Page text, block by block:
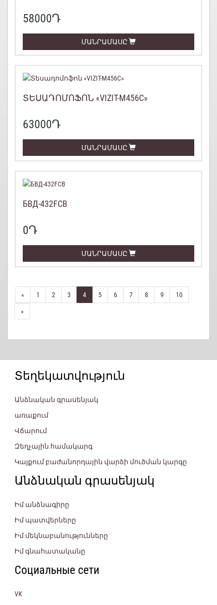
58000Դ
ՄԱՆՐԱՄԱՍԸ
ՏԵՍԱԴՈՄՈՖՈՆ «VIZIT-M456C»
63000Դ
ՄԱՆՐԱՄԱՍԸ
БВД-432FCB
0Դ
ՄԱՆՐԱՄԱՍԸ
« 1 2 3 4 5 6 7 8 9 10
»
Տեղեկատվություն
Անձնական գրասենյակ
առաքում
Վճարում
Զեղչային համակարգ
Կայքում բաժանորդային վարձի մուծման կարգը
Անձնական գրասենյակ
Իմ անձնագիրը
Իմ պատվերները
Իմ մեկնաբանությունները
Իմ գնահատականը
Социальные сети
VK